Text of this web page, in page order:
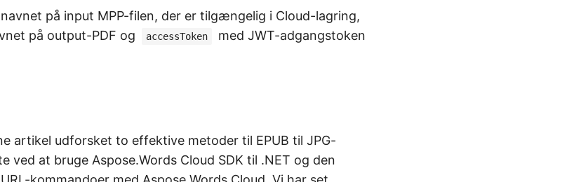
på input MPP-filen, der er tilgængelig i Cloud-lagring,
på output-PDF og accessToken
med JWT-adgangstoken
artikel udforsket to effektive metoder til EPUB til JPG-
ved at bruge Aspose.Words Cloud SDK til .NET og den